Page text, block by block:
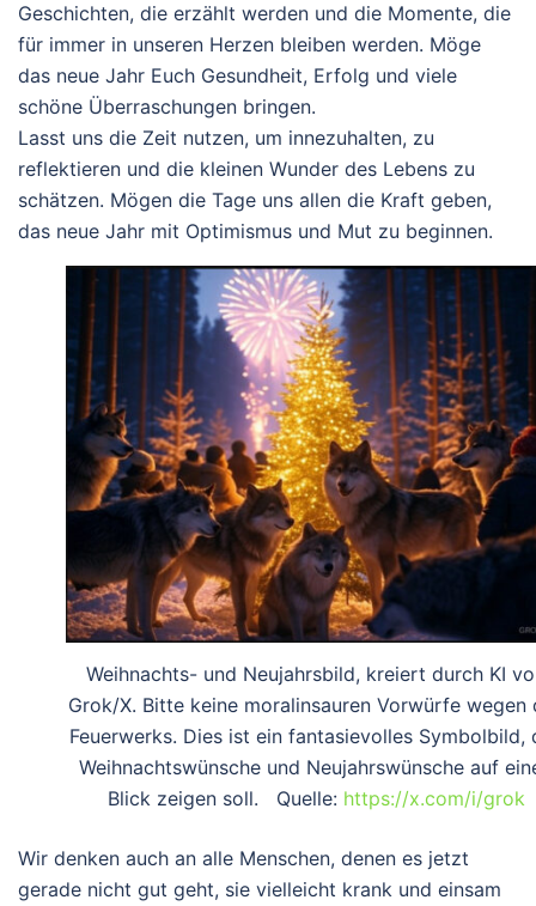
Geschichten, die erzählt werden und die Momente, die
für immer in unseren Herzen bleiben werden. Möge
das neue Jahr Euch Gesundheit, Erfolg und viele
schöne Überraschungen bringen.
Lasst uns die Zeit nutzen, um innezuhalten, zu
reflektieren und die kleinen Wunder des Lebens zu
schätzen. Mögen die Tage uns allen die Kraft geben,
das neue Jahr mit Optimismus und Mut zu beginnen.
Weihnachts- und Neujahrsbild, kreiert durch KI
Grok/X. Bitte keine moralinsauren Vorwürfe wegen
Feuerwerks. Dies ist ein fantasievolles Symbolbild,
Weihnachtswünsche und Neujahrswünsche auf
Blick zeigen soll. Quelle: https://x.com/i/grok
Wir denken auch an alle Menschen, denen es jetzt
gerade nicht gut geht, sie vielleicht krank und einsam